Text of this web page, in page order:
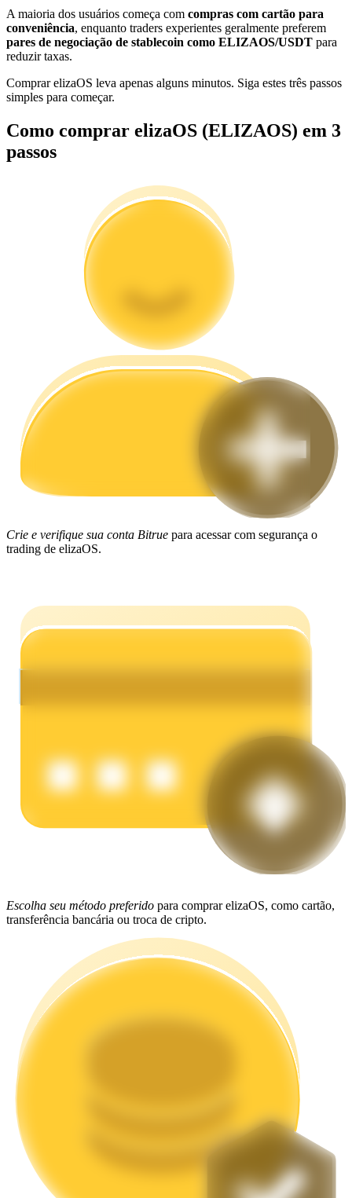
Análise de big data, incluindo informações comerciais, etc.
Guia para iniciantes em futuros
Estratégias de negociação
Aprenda como se manter lucrativo
Altos retornos e acesso instantâneo
A maioria dos usuários começa com compras com cartão para
conveniência, enquanto traders experientes geralmente preferem
pares de negociação de stablecoin como ELIZAOS/USDT para
reduzir taxas.
Comprar elizaOS leva apenas alguns minutos. Siga estes três passos
simples para começar.
Como comprar elizaOS (ELIZAOS) em 3
passos
Crie e verifique sua conta Bitrue para acessar com segurança o
trading de elizaOS.
Escolha seu método preferido para comprar elizaOS, como cartão,
transferência bancária ou troca de cripto.